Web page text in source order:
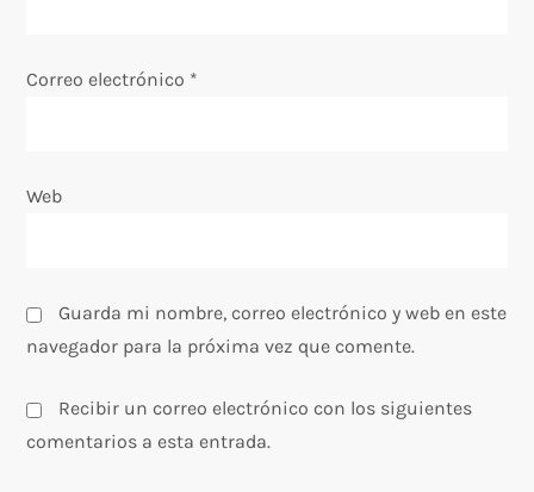
t
a
a
s
Correo electrónico *
Web
Guarda mi nombre, correo electrónico y web en este
navegador para la próxima vez que comente.
Recibir un correo electrónico con los siguientes
comentarios a esta entrada.